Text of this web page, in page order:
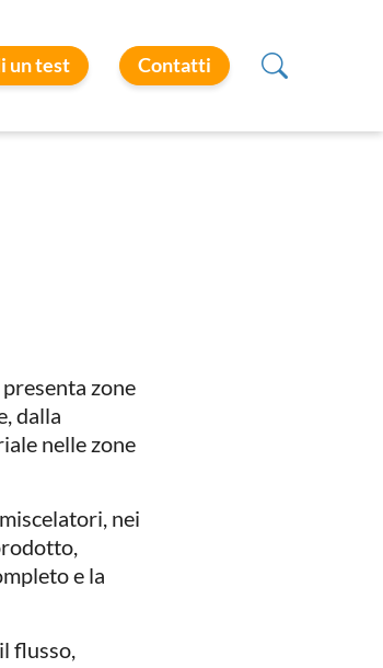
un test Contatti
zone
dalla
nelle zone
nei
e la
flusso,